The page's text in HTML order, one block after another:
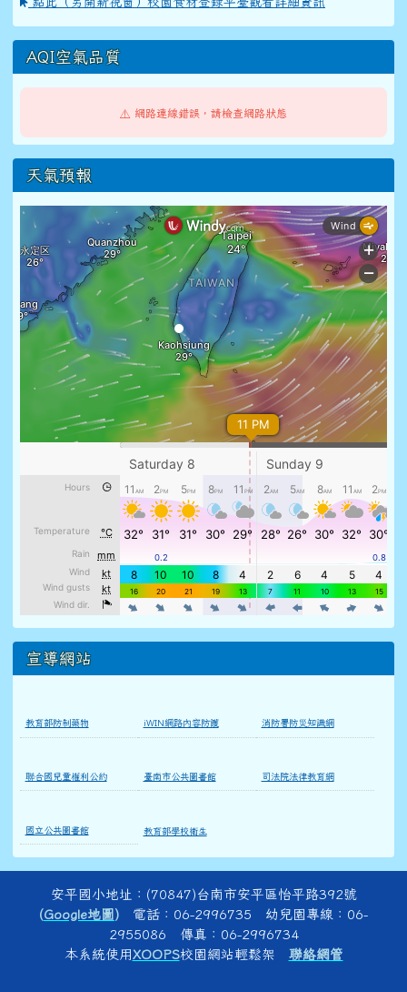
AQI空氣品質
⚠️ 網路連線錯誤，請檢查網路狀態
天氣預報
宣導網站
教育部防制藥物 iWIN網路內容防護 消防署防災知識網
聯合國兒童權利公約 臺南市公共圖書館 司法院法律教育網
國立公共圖書館 教育部學校衛生
頁尾區域內容
安平國小地址：(70847)台南市安平區怡平路392號
(Google地圖 )
電話：06-2996735 幼兒園專線：06-
2955086 傳真：06-2996734
本系統使用 XOOPS校園網站輕鬆架 聯絡網管